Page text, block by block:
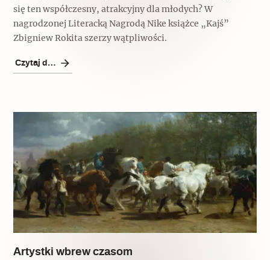
się ten współczesny, atrakcyjny dla młodych? W
nagrodzonej Literacką Nagrodą Nike książce „Kajś”
Zbigniew Rokita szerzy wątpliwości.
Czytaj dalej
Artystki wbrew czasom